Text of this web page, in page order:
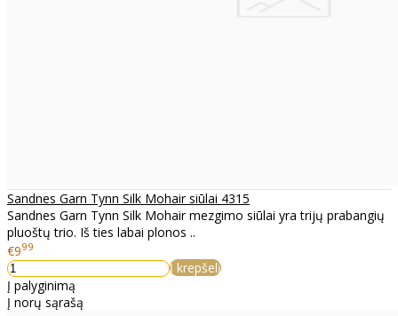
Sandnes Garn Tynn Silk Mohair siūlai 4315
Sandnes Garn Tynn Silk Mohair mezgimo siūlai yra trijų prabangių
pluoštų trio. Iš ties labai plonos ..
€999
Į krepšelį
Į palyginimą
Į norų sąrašą